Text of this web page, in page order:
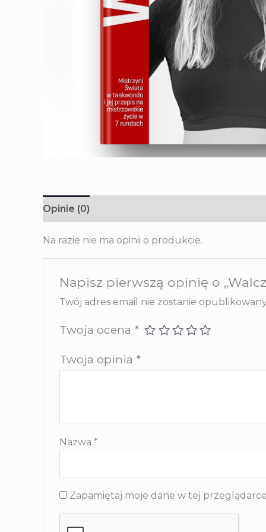
Opinie (0)
Na razie nie ma opinii o produkcie.
Napisz pierwszą opinię o
Twój adres email nie zostanie
Twoja ocena *
Twoja opinia *
Nazwa *
Zapamiętaj moje dane w tej